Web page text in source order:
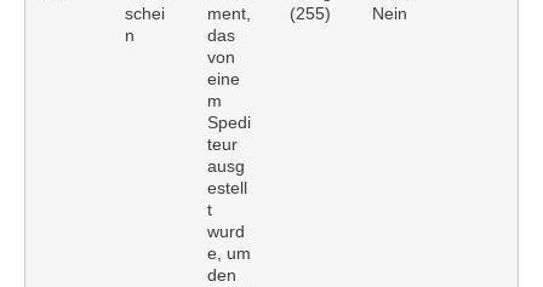
schei
n
ment,
das
von
eine
m
Spedi
teur
ausg
estell
t
wurd
e, um
den
(255)
Nein